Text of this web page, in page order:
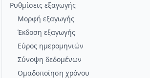
Ρυθμίσεις εξαγωγής
Μορφή εξαγωγής
Έκδοση εξαγωγής
Εύρος ημερομηνιών
Σύνοψη δεδομένων
Ομαδοποίηση χρόνου